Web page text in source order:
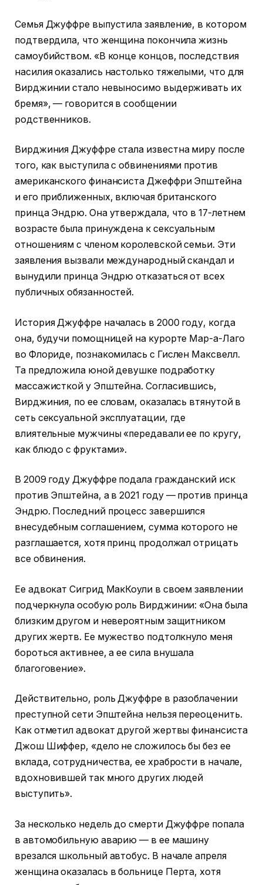
Семья Джуффре выпустила заявление, в котором
подтвердила, что женщина покончила жизнь
самоубийством. «В конце концов, последствия
насилия оказались настолько тяжелыми, что для
Вирджинии стало невыносимо выдерживать их
бремя», — говорится в сообщении
родственников.
Вирджиния Джуффре стала известна миру после
того, как выступила с обвинениями против
американского финансиста Джеффри Эпштейна
и его приближенных, включая британского
принца Эндрю. Она утверждала, что в 17-летнем
возрасте была принуждена к сексуальным
отношениям с членом королевской семьи. Эти
заявления вызвали международный скандал и
вынудили принца Эндрю отказаться от всех
публичных обязанностей.
История Джуффре началась в 2000 году, когда
она, будучи помощницей на курорте Мар-а-Лаго
во Флориде, познакомилась с Гислен Максвелл.
Та предложила юной девушке подработку
массажисткой у Эпштейна. Согласившись,
Вирджиния, по ее словам, оказалась втянутой в
сеть сексуальной эксплуатации, где
влиятельные мужчины «передавали ее по кругу,
как блюдо с фруктами».
В 2009 году Джуффре подала гражданский иск
против Эпштейна, а в 2021 году — против принца
Эндрю. Последний процесс завершился
внесудебным соглашением, сумма которого не
разглашается, хотя принц продолжал отрицать
все обвинения.
Ее адвокат Сигрид МакКоули в своем заявлении
подчеркнула особую роль Вирджинии: «Она была
близким другом и невероятным защитником
других жертв. Ее мужество подтолкнуло меня
бороться активнее, а ее сила внушала
благоговение».
Действительно, роль Джуффре в разоблачении
преступной сети Эпштейна нельзя переоценить.
Как отметил адвокат другой жертвы финансиста
Джош Шиффер, «дело не сложилось бы без ее
вклада, сотрудничества, ее храбрости в начале,
вдохновившей так много других людей
выступить».
За несколько недель до смерти Джуффре попала
в автомобильную аварию — в ее машину
врезался школьный автобус. В начале апреля
женщина оказалась в больнице Перта, хотя